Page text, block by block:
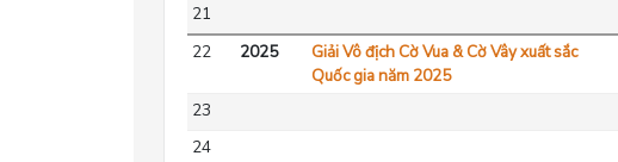
21
22
2025
Giải Vô địch Cờ Vua & Cờ Vây xuất sắc
Quốc gia năm 2025
23
24